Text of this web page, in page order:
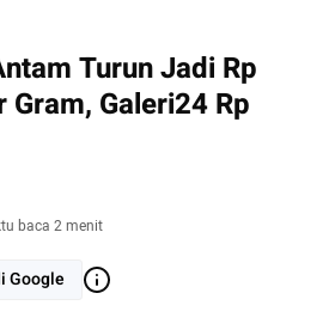
Turun Jadi Rp
Galeri24 Rp
baca 2 menit
Google